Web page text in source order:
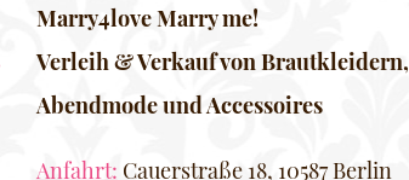
Marry4love Marry me!
Verleih & Verkauf von Brautkleidern,
Abendmode und Accessoires
Anfahrt: Cauerstraße 18, 10587 Berlin